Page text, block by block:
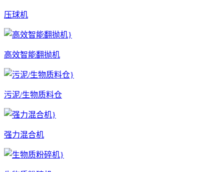
压球机
高效智能翻抛机
污泥/生物质料仓
强力混合机